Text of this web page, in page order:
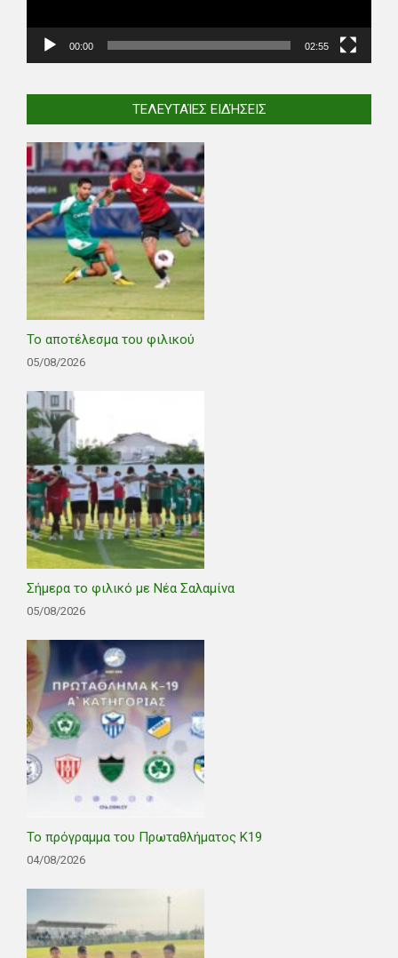
00:00 02:55
ΤΕΛΕΥΤΑΊΕΣ ΕΙΔΉΣΕΙΣ
Το αποτέλεσμα του φιλικού
05/08/2026
Σήμερα το φιλικό με Νέα Σαλαμίνα
05/08/2026
Το πρόγραμμα του Πρωταθλήματος Κ19
04/08/2026